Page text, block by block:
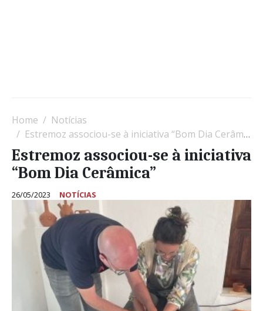
Home
Notícias
Estremoz associou-se à iniciativa “Bom Dia Cerâmica”
Estremoz associou-se à iniciativa
“Bom Dia Cerâmica”
26/05/2023 NOTÍCIAS